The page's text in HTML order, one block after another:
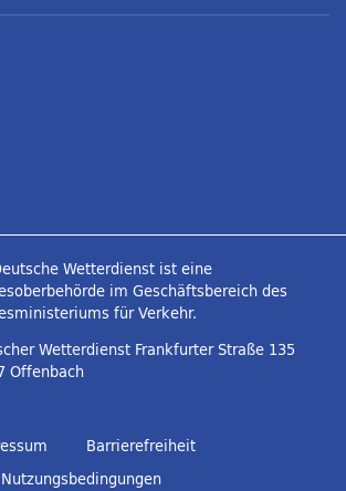
Wetterdienst ist eine
im Geschäftsbereich des
für Verkehr.
Wetterdienst Frankfurter Straße 135
Offenbach
Barrierefreiheit
Nutzungsbedingungen